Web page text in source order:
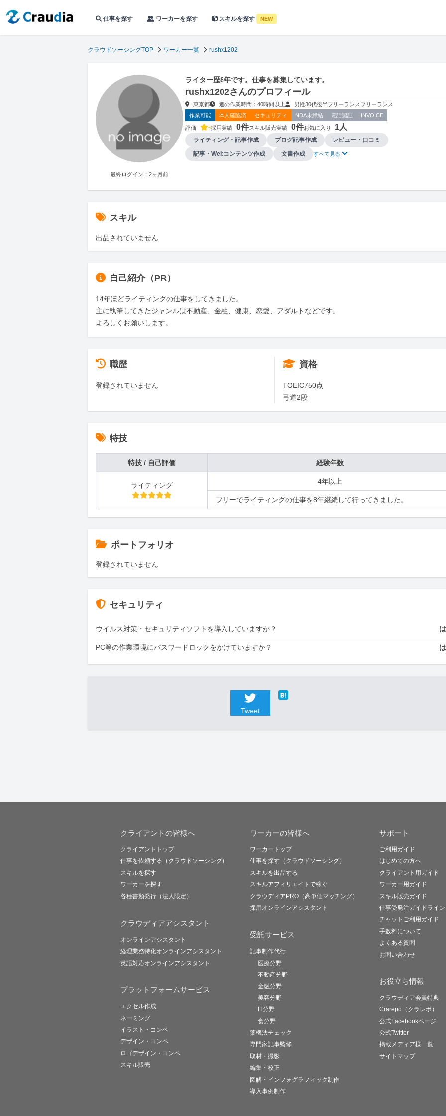
仕事を探す ワーカーを探す スキルを探す NEW
クラウドソーシングTOP ワーカー一覧 rushx1202
最終ログイン：2ヶ月前
ライター歴8年です。仕事を募集しています。
rushx1202さんのプロフィール
東京都 週の作業時間：40時間以上 男性30代後半フリーランス フリーランス
作業可能
本人確認済 セキュリティ NDA未締結 電話認証 INVOICE
評価 -採用実績 0件スキル販売実績 0件お気に入り 1人
ライティング・記事作成 ブログ記事作成
レビュー・口コミ
記事・Webコンテンツ作成
文書作成 すべて見る
スキル
出品されていません
自己紹介（PR）
14年ほどライティングの仕事をしてきました。
主に執筆してきたジャンルは不動産、金融、健康、恋愛、アダルトなどです。
よろしくお願いします。
職歴
登録されていません
資格
TOEIC750点
弓道2段
特技
特技 / 自己評価 経験年数
ライティング 4年以上
フリーでライティングの仕事を8年継続して行ってきました。
ポートフォリオ
登録されていません
セキュリティ
ウイルス対策・セキュリティソフトを導入していますか？
PC等の作業環境にパスワードロックをかけていますか？
Tweet
クライアントの皆様へ
クライアントトップ
仕事を依頼する（クラウドソーシング）
スキルを探す
ワーカーを探す
各種書類発行（法人限定）
クラウディアアシスタント
オンラインアシスタント
経理業務特化オンラインアシスタント
英語対応オンラインアシスタント
プラットフォームサービス
エクセル作成
ネーミング
イラスト・コンペ
デザイン・コンペ
ロゴデザイン・コンペ
スキル販売
ワーカーの皆様へ
ワーカートップ
仕事を探す（クラウドソーシング）
スキルを出品する
スキルアフィリエイトで稼ぐ
クラウディアPRO（高単価マッチング）
採用オンラインアシスタント
受託サービス
記事制作代行
医療分野
不動産分野
金融分野
美容分野
IT分野
食分野
薬機法チェック
専門家記事監修
取材・撮影
編集・校正
図解・インフォグラフィック制作
導入事例制作
サポート
ご利用ガイド
はじめての方へ
クライアント用ガイド
ワーカー用ガイド
スキル販売ガイド
仕事受発注ガイドライン
チャットご利用ガイド
手数料について
よくある質問
お問い合わせ
お役立ち情報
クラウディア会員特典
Crarepo（クラレポ）
公式Facebookページ
公式Twitter
掲載メディア様一覧
サイトマップ